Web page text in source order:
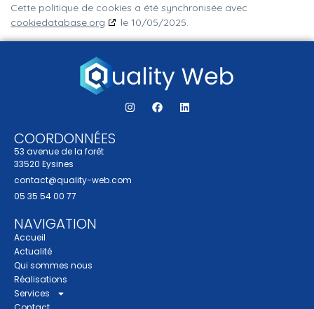
Cette politique de cookies a été synchronisée avec
cookiedatabase.org
le 10/05/2025.
COORDONNÉES
53 avenue de la forêt
33520 Eysines
contact@quality-web.com
05 35 54 00 77
NAVIGATION
Accueil
Actualité
Qui sommes nous
Réalisations
Services